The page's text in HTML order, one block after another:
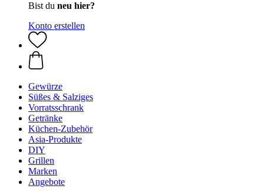
Bist du neu hier?
Konto erstellen
Gewürze
Süßes & Salziges
Vorratsschrank
Getränke
Küchen-Zubehör
Asia-Produkte
DIY
Grillen
Marken
Angebote